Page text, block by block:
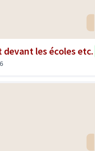
les écoles etc.
6